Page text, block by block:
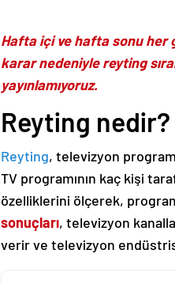
Hafta içi ve hafta sonu her
karar nedeniyle reyting
yayınlamıyoruz.
Reyting nedir?
Reyting, televizyon
TV programının kaç kişi
özelliklerini ölçerek,
sonuçları, televizyon
verir ve televizyon